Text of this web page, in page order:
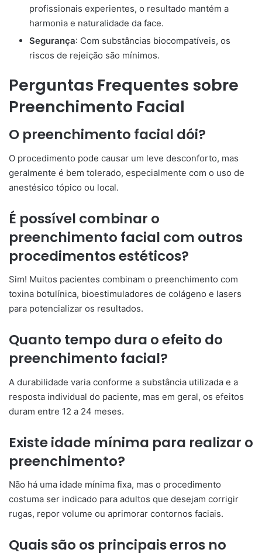
profissionais experientes, o resultado mantém a
harmonia e naturalidade da face.
Segurança: Com substâncias biocompatíveis, os
riscos de rejeição são mínimos.
Perguntas Frequentes sobre
Preenchimento Facial
O preenchimento facial dói?
O procedimento pode causar um leve desconforto, mas
geralmente é bem tolerado, especialmente com o uso de
anestésico tópico ou local.
É possível combinar o
preenchimento facial com outros
procedimentos estéticos?
Sim! Muitos pacientes combinam o preenchimento com
toxina botulínica, bioestimuladores de colágeno e lasers
para potencializar os resultados.
Quanto tempo dura o efeito do
preenchimento facial?
A durabilidade varia conforme a substância utilizada e a
resposta individual do paciente, mas em geral, os efeitos
duram entre 12 a 24 meses.
Existe idade mínima para realizar o
preenchimento?
Não há uma idade mínima fixa, mas o procedimento
costuma ser indicado para adultos que desejam corrigir
rugas, repor volume ou aprimorar contornos faciais.
Quais são os principais erros no